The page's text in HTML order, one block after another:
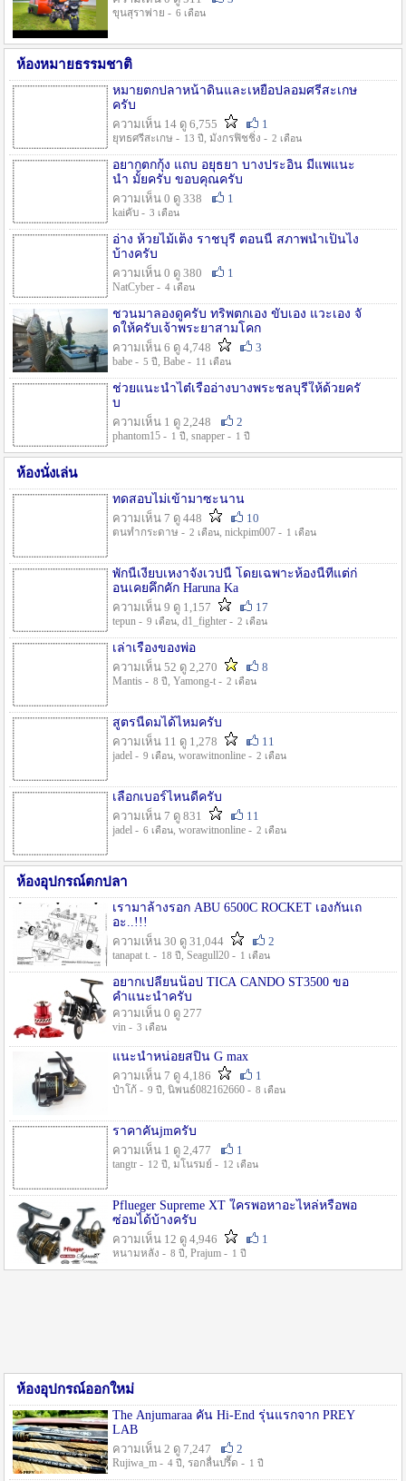
ขุนสุราพ่าย - 6 เดือน
ห้องหมายธรรมชาติ
หมายตกปลาหน้าดินและเหยื่อปลอมศรีสะเกษ
ครับ
ความเห็น 14 ดู 6,755
1
ยุทธศรีสะเกษ - 13 ปี , มังกรฟิชชิ่ง - 2 เดือน
อยากตกกุ้ง แถบ อยุธยา บางประอิน มีแพแนะ
นำ มั้ยครับ ขอบคุณครับ
ความเห็น 0 ดู 338
1
kaiคับ - 3 เดือน
อ่าง ห้วยไม้เต็ง ราชบุรี ตอนนี้ สภาพน้ำเป็นไง
บ้างครับ
ความเห็น 0 ดู 380
1
NatCyber - 4 เดือน
ชวนมาลองดูครับ ทริพตกเอง ขับเอง แวะเอง จั
ดให้ครับเจ้าพระยาสามโคก
ความเห็น 6 ดู 4,748
3
babe - 5 ปี , Babe - 11 เดือน
ช่วยแนะนำไต๋เรืออ่างบางพระชลบุรีให้ด้วยครั
บ
ความเห็น 1 ดู 2,248
2
phantom15 - 1 ปี , snapper - 1 ปี
ห้องนั่งเล่น
ทดสอบไม่เข้ามาซะนาน
ความเห็น 7 ดู 448
10
ตนทำกระดาษ - 2 เดือน, nickpim007 - 1 เดือน
พักนี้เงียบเหงาจังเวปนี้ โดยเฉพาะห้องนี้ที่แต่ก่
อนเคยคึกคัก Haruna Ka
ความเห็น 9 ดู 1,157
17
tepun - 9 เดือน, d1_fighter - 2 เดือน
เล่าเรื่องของพ่อ
ความเห็น 52 ดู 2,270
8
Mantis - 8 ปี , Yamong-t - 2 เดือน
สูตรนี้ดมได้ไหมครับ
ความเห็น 11 ดู 1,278
11
jadel - 9 เดือน, worawitnonline - 2 เดือน
เลือกเบอร์ไหนดีครับ
ความเห็น 7 ดู 831
11
jadel - 6 เดือน, worawitnonline - 2 เดือน
ห้องอุปกรณ์ตกปลา
เรามาล้างรอก ABU 6500C ROCKET เองกันเถ
อะ..!!!
ความเห็น 30 ดู 31,044
2
tanapat t. - 18 ปี , Seagull20 - 1 เดือน
อยากเปลี่ยนน็อป TICA CANDO ST3500 ขอ
คำแนะนำครับ
ความเห็น 0 ดู 277
vin - 3 เดือน
แนะนำหน่อยสปิน G max
ความเห็น 7 ดู 4,186
1
ป๋าโก้ - 9 ปี , นิพนธ์082162660 - 8 เดือน
ราคาคันjmครับ
ความเห็น 1 ดู 2,477
1
tangtr - 12 ปี , มโนรมย์ - 12 เดือน
Pflueger Supreme XT ใครพอหาอะไหล่หรือพอ
ซ่อมได้บ้างครับ
ความเห็น 12 ดู 4,946
1
หนามหลัง - 8 ปี , Prajum - 1 ปี
ห้องอุปกรณ์ออกใหม่
The Anjumaraa คัน Hi-End รุ่นแรกจาก PREY
LAB
ความเห็น 2 ดู 7,247
2
Rujiwa_m - 4 ปี , รอกลื่นปรื๊ด - 1 ปี